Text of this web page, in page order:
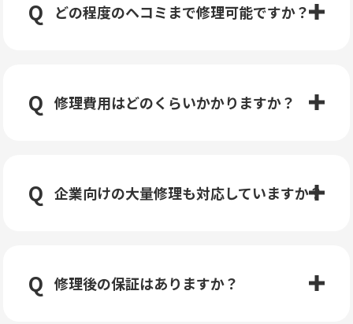
どの程度のヘコミまで修理可能ですか？
修理費用はどのくらいかかりますか？
企業向けの大量修理も対応していますか？
修理後の保証はありますか？